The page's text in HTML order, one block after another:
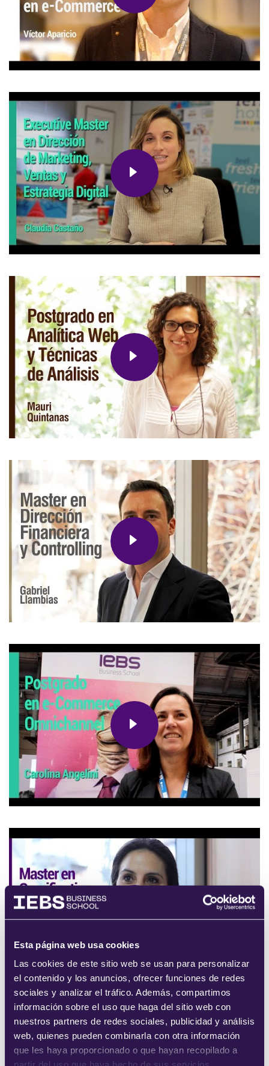
Esta página web usa cookies
Las cookies de este sitio web se usan para personalizar
el contenido y los anuncios, ofrecer funciones de redes
sociales y analizar el tráfico. Además, compartimos
información sobre el uso que haga del sitio web con
nuestros partners de redes sociales, publicidad y análisis
web, quienes pueden combinarla con otra información
que les haya proporcionado o que hayan recopilado a